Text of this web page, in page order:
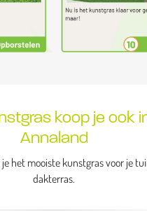
koop je ook
Annaland
het mooiste kunstgras voor je
dakterras.